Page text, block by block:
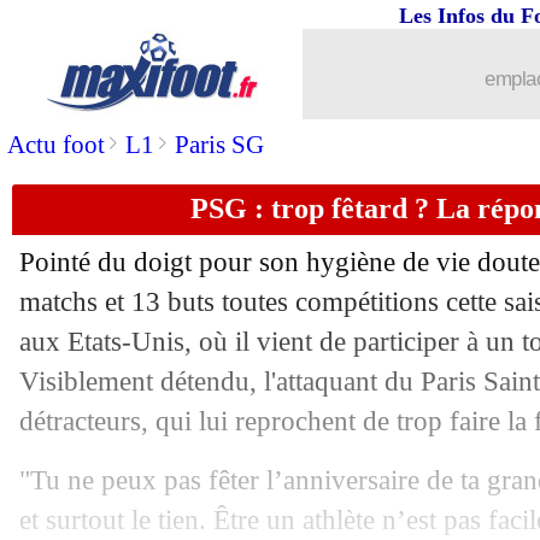
Actu foot> L1 > Paris SG
Les Infos du
PSG : trop fêtard ? La
Pointé du doigt pour son hygiène de vie
matchs et 13 buts toutes compétitions cette
aux Etats-Unis, où il vient de participer à un
Visiblement détendu, l'attaquant du Paris
détracteurs, qui lui reprochent de trop faire la
"Tu ne peux pas fêter l’anniversaire de ta
et surtout le tien. Être un athlète n’est pas
Man Utd
19/06 EdF
19/06 Inter: Kolarov arrête sa carrière
19/06 Bayern : Lewandowski aurait peur de
19/06 PSG: des joueurs proposés pour
19/06 Villarreal: Coquelin ouvert à un
19/06 Lyon : Cherki, un dossier capital